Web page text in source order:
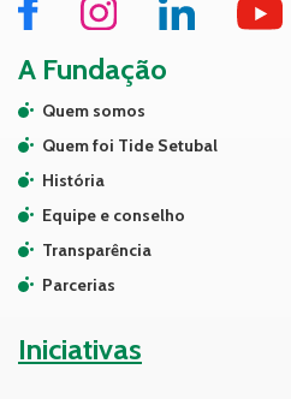
A Fundação
Quem somos
Quem foi Tide Setubal
História
Equipe e conselho
Transparência
Parcerias
Iniciativas